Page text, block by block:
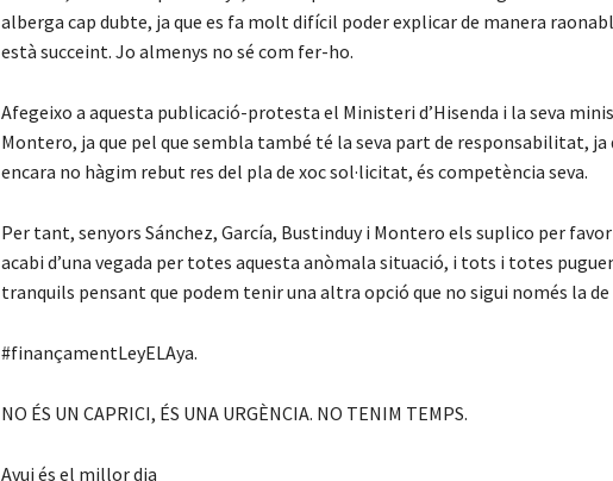
alberga cap dubte, ja que es fa molt difícil poder explicar de manera
està succeint. Jo almenys no sé com fer-ho.
Afegeixo a aquesta publicació-protesta el Ministeri d’Hisenda i la seva
Montero, ja que pel que sembla també té la seva part de responsabilitat, ja
encara no hàgim rebut res del pla de xoc sol·licitat, és competència seva.
Per tant, senyors Sánchez, García, Bustinduyi Montero els suplico per favor
acabi d’una vegada per totes aquesta anòmala situació, i tots i totes
tranquils pensant que podem tenir una altra opció que no sigui només la
#finançamentLeyELAya.
NO ÉS UN CAPRICI, ÉS UNA URGÈNCIA. NO TENIM TEMPS.
Avui és el millor dia